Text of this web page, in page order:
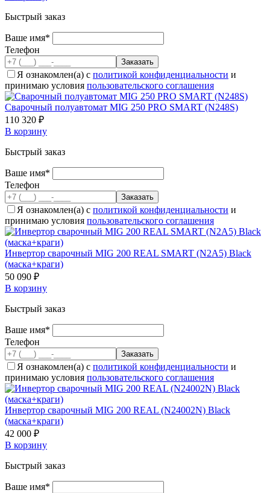
Быстрый заказ
Ваше имя*
Телефон
Я ознакомлен(а) с политикой конфиденциальности и
принимаю условия пользовательского соглашения
Cварочный полуавтомат MIG 250 PRO SMART (N248S)
110 320 ₽
В корзину
Быстрый заказ
Ваше имя*
Телефон
Я ознакомлен(а) с политикой конфиденциальности и
принимаю условия пользовательского соглашения
Инвертор сварочный MIG 200 REAL SMART (N2A5) Black
(маска+краги)
50 090 ₽
В корзину
Быстрый заказ
Ваше имя*
Телефон
Я ознакомлен(а) с политикой конфиденциальности и
принимаю условия пользовательского соглашения
Инвертор сварочный MIG 200 REAL (N24002N) Black
(маска+краги)
42 000 ₽
В корзину
Быстрый заказ
Ваше имя*